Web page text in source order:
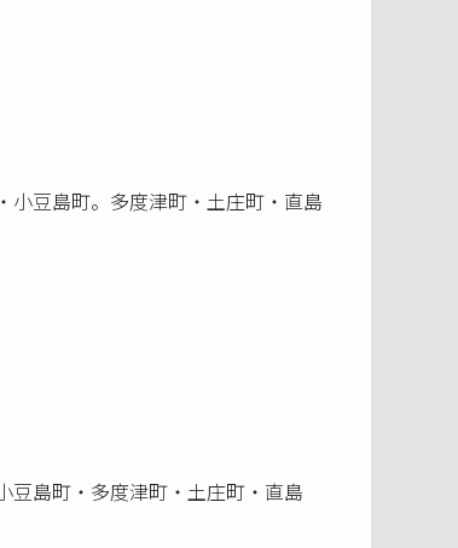
小豆島町。多度津町・土庄町・直島
豆島町・多度津町・土庄町・直島